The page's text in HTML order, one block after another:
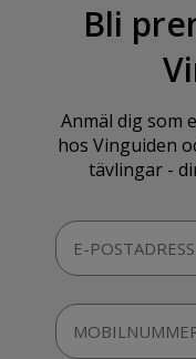
Bli
Anmäl dig som
hos Vinguiden
tävlingar -